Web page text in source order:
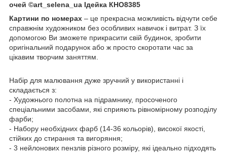
очей ©art_selena_ua Ідейка КНО8385
Картини по номерах – це прекрасна можливість відчути себе
справжнім художником без особливих навичок і витрат. З їх
допомогою Ви зможете прикрасити свій будинок, зробити
оригінальний подарунок або ж просто скоротати час за
цікавим творчим заняттям.
Набір для малювання дуже зручний у використанні і
складається з:
- Художнього полотна на підрамнику, просоченого
спеціальними засобами, які сприяють рівномірному розподілу
фарби;
- Набору необхідних фарб (14-36 кольорів), високої якості,
стійких до стирання та вигоряння;
- 3 нейлонових пензлів різного розміру, які ідеально підходять